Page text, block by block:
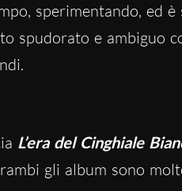
sperimentando, ed è
spudorato e ambiguo
L’era del Cinghiale
gli album sono